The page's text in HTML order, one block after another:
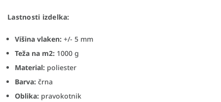
Lastnosti izdelka:
Višina vlaken: +/- 5 mm
Teža na m2: 1000 g
Material: poliester
Barva: črna
Oblika: pravokotnik